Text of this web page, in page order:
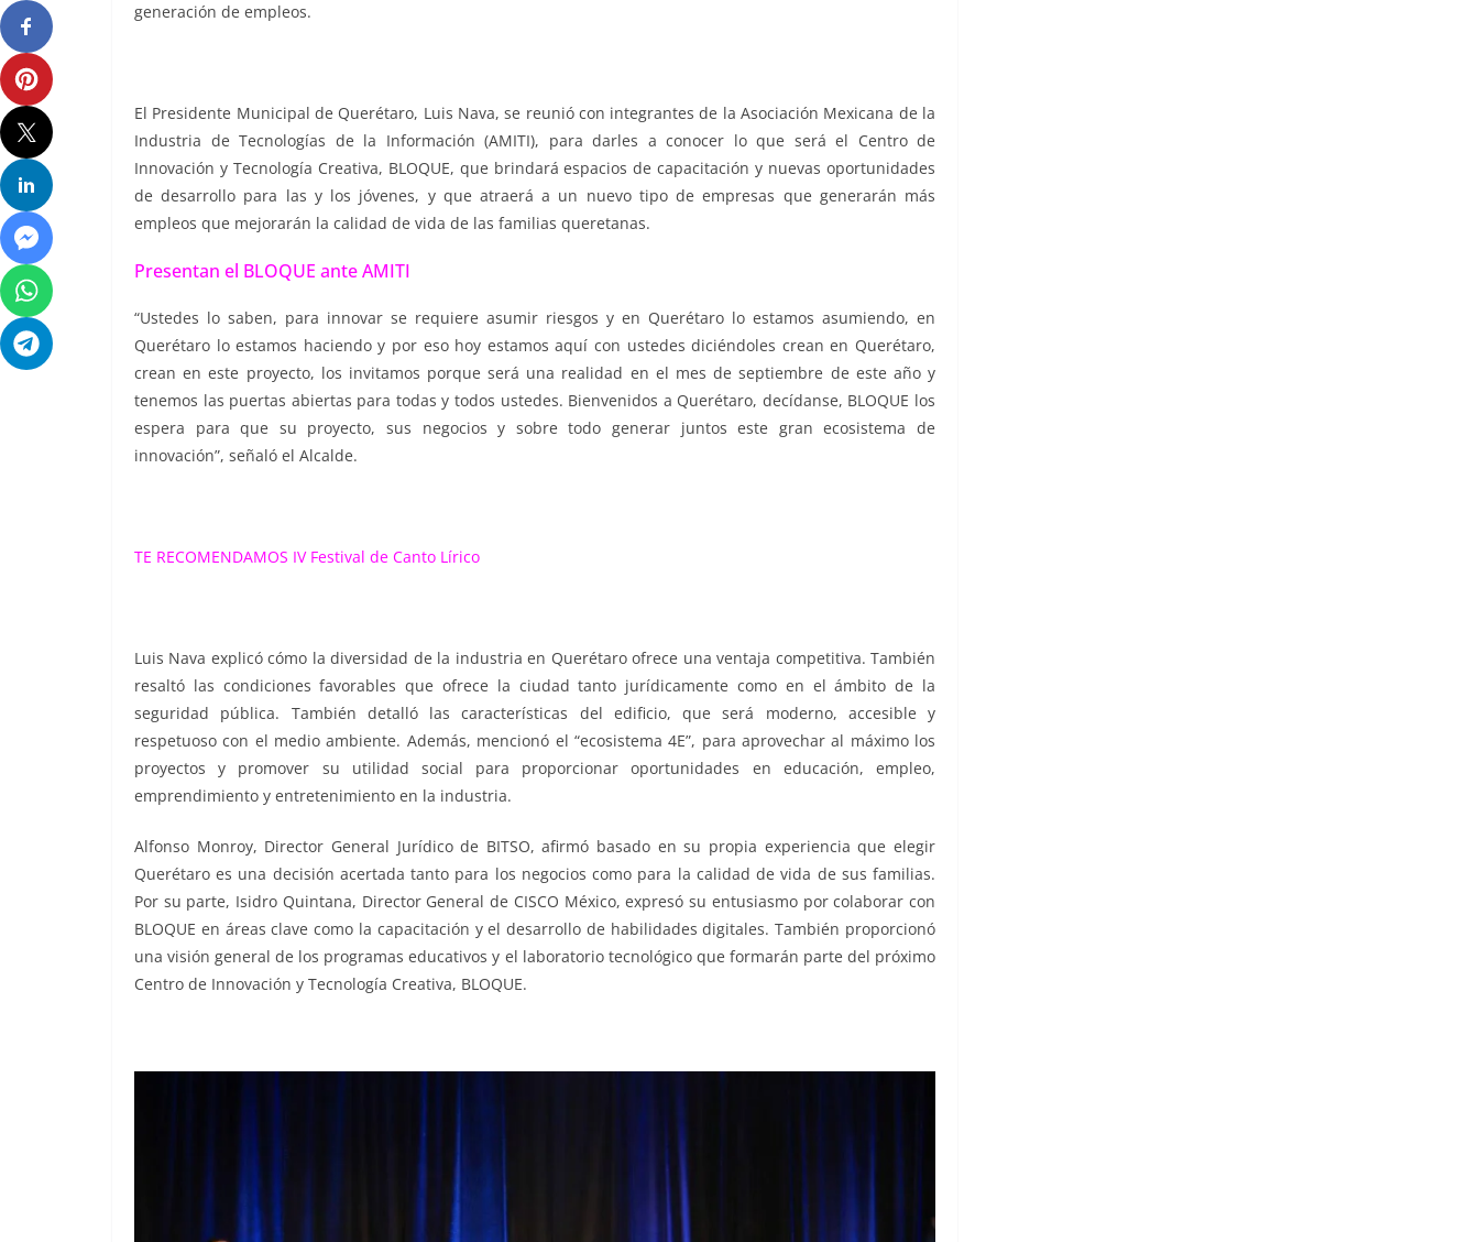
generación de empleos.
El Presidente Municipal de Querétaro, Luis Nava, se reunió con integrantes de la Asociación Mexicana de la
Industria de Tecnologías de la Información (AMITI), para darles a conocer lo que será el Centro de
Innovación y Tecnología Creativa, BLOQUE, que brindará espacios de capacitación y nuevas oportunidades
de desarrollo para las y los jóvenes, y que atraerá a un nuevo tipo de empresas que generarán más
empleos que mejorarán la calidad de vida de las familias queretanas.
Presentan el BLOQUE ante AMITI
“Ustedes lo saben, para innovar se requiere asumir riesgos y en Querétaro lo estamos asumiendo, en
Querétaro lo estamos haciendo y por eso hoy estamos aquí con ustedes diciéndoles crean en Querétaro,
crean en este proyecto, los invitamos porque será una realidad en el mes de septiembre de este año y
tenemos las puertas abiertas para todas y todos ustedes. Bienvenidos a Querétaro, decídanse, BLOQUE los
espera para que su proyecto, sus negocios y sobre todo generar juntos este gran ecosistema de
innovación”, señaló el Alcalde.
TE RECOMENDAMOS IV Festival de Canto Lírico
Luis Nava explicó cómo la diversidad de la industria en Querétaro ofrece una ventaja competitiva. También
resaltó las condiciones favorables que ofrece la ciudad tanto jurídicamente como en el ámbito de la
seguridad pública. También detalló las características del edificio, que será moderno, accesible y
respetuoso con el medio ambiente. Además, mencionó el “ecosistema 4E”, para aprovechar al máximo los
proyectos y promover su utilidad social para proporcionar oportunidades en educación, empleo,
emprendimiento y entretenimiento en la industria.
Alfonso Monroy, Director General Jurídico de BITSO, afirmó basado en su propia experiencia que elegir
Querétaro es una decisión acertada tanto para los negocios como para la calidad de vida de sus familias.
Por su parte, Isidro Quintana, Director General de CISCO México, expresó su entusiasmo por colaborar con
BLOQUE en áreas clave como la capacitación y el desarrollo de habilidades digitales. También proporcionó
una visión general de los programas educativos y el laboratorio tecnológico que formarán parte del próximo
Centro de Innovación y Tecnología Creativa, BLOQUE.